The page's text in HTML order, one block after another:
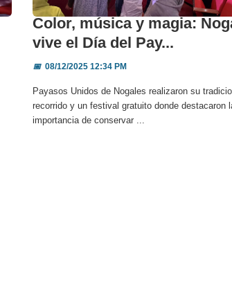
Color, música y magia:
vive el Día del Pay...
📅08/12/2025 12:34 PM
Payasos Unidos de Nogales realizaron su
recorrido y un festival gratuito donde destacaron
importancia de conservar ...